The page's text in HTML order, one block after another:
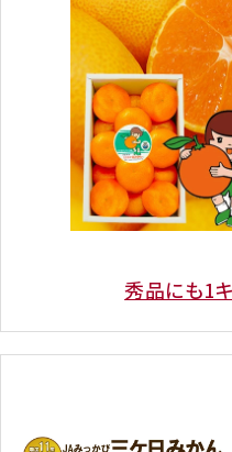
秀品にも1